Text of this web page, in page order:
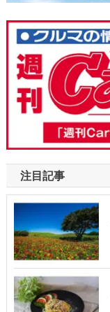
注目記事